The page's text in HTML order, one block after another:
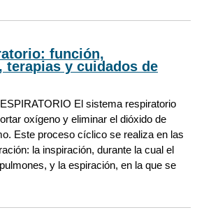
función,
terapias y cuidados de
El sistema respiratorio
oxígeno y eliminar el dióxido de
Este proceso cíclico se realiza en las
la inspiración, durante la cual el
y la espiración, en la que se